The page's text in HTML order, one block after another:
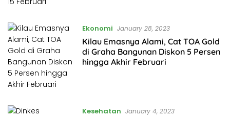
Ekonomi January 28, 2023
Kilau Emasnya Alami, Cat TOA Gold
di Graha Bangunan Diskon 5 Persen
hingga Akhir Februari
Kesehatan January 4, 2023